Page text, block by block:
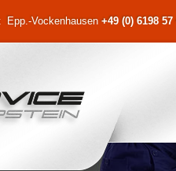
Epp.-Vockenhausen +49 (0) 6198 57